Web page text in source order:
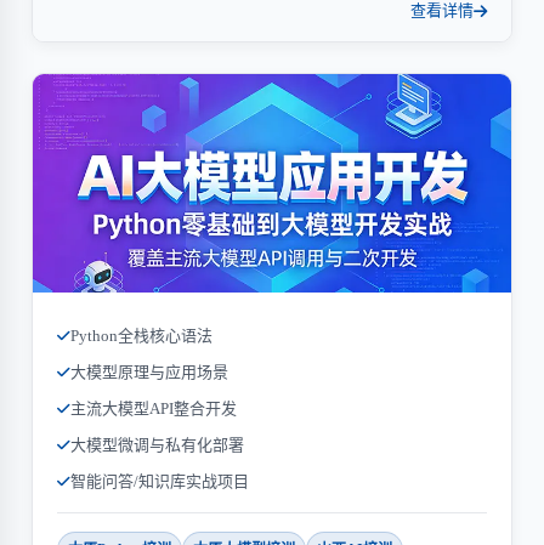
查看详情
Python全栈核心语法
大模型原理与应用场景
主流大模型API整合开发
大模型微调与私有化部署
智能问答/知识库实战项目